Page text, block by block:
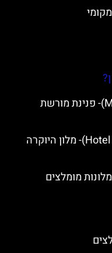
מסקוביצה האן (Maskovica Han)- פנינת מורשת
מלון קוורנר באופטייה (Hotel Kvarner)- מלון היוקרה